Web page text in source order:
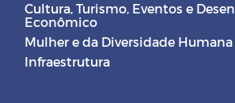
Cultura, Turismo, Eventos e
Econômico
Mulher e da Diversidade Humana
Infraestrutura